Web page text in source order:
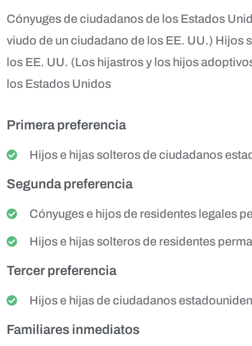
Cónyuges de ciudadanos de los Estados
viudo de un ciudadano de los EE. UU.) Hijos
los EE. UU. (Los hijastros y los hijos
los Estados Unidos
Primera preferencia
Hijos e hijas solteros de ciudadanos
Segunda preferencia
Cónyuges e hijos de residentes legales
Hijos e hijas solteros de residentes
Tercer preferencia
Hijos e hijas de ciudadanos
Familiares inmediatos